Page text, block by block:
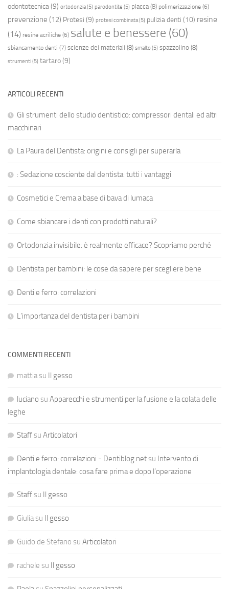
odontotecnica(9) ortodonzia(5) parodontite (5) placca(8) polimerizzazione (6)
prevenzione (12) Protesi (9) protesi combinata(5) pulizia denti (10) resine
(14) resine acriliche (6) salute e benessere (60)
sbiancamento denti (7) scienze dei materiali (8) smalto(5) spazzolino (8)
strumenti(5) tartaro(9)
ARTICOLI RECENTI
Gli strumenti dello studio dentistico: compressori dentali ed altri
macchinari
La Paura del Dentista: origini e consigli per superarla
: Sedazione cosciente dal dentista: tutti i vantaggi
Cosmetici e Crema a base di bava di lumaca
Come sbiancare i denti con prodotti naturali?
Ortodonzia invisibile: è realmente efficace? Scopriamo perché
Dentista per bambini: le cose da sapere per scegliere bene
Denti e ferro: correlazioni
L’importanza del dentista per i bambini
COMMENTI RECENTI
mattiasu Il gesso
luciano su Apparecchi e strumenti per la fusione e la colata delle
leghe
Staffsu Articolatori
Denti e ferro: correlazioni - Dentiblog.netsu Intervento di
implantologia dentale: cosa fare prima e dopo l’operazione
Staffsu Il gesso
Giuliasu Il gesso
Guido de Stefano su Articolatori
rachele su Il gesso